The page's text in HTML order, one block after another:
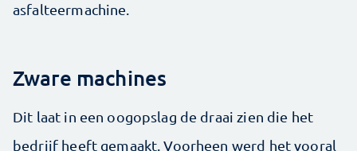
asfalteermachine.
Zware machines
Dit laat in een oogopslag de draai zien die het
bedrijf heeft gemaakt. Voorheen werd het vooral